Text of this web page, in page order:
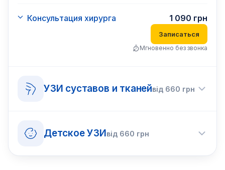
Консультация хирурга 1 090 грн
Записаться
Мгновенно без звонка
УЗИ суставов и тканейвід 660 грн
Детское УЗИвід 660 грн